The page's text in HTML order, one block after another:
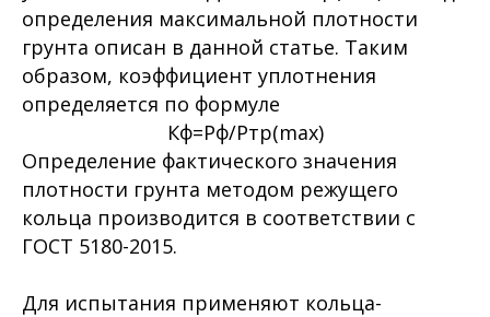
определения максимальной плотности
грунта описан в данной статье. Таким
образом, коэффициент уплотнения
определяется по формуле
Кф=Рф/Ртр(max)
Определение фактического значения
плотности грунта методом режущего
кольца производится в соответствии с
ГОСТ 5180-2015.
Для испытания применяют кольца-